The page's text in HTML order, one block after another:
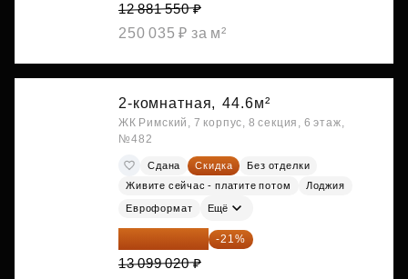
12 881 550 ₽
250 035 ₽ за м²
2-комнатная, 44.6м²
ЖК Римский, 7 корпус, 8 секция, 6 этаж,
№482
Сдана Скидка
Без отделки
Живите сейчас - платите потом
Лоджия
Евроформат Ещё
10 348 226 ₽ -21%
13 099 020 ₽